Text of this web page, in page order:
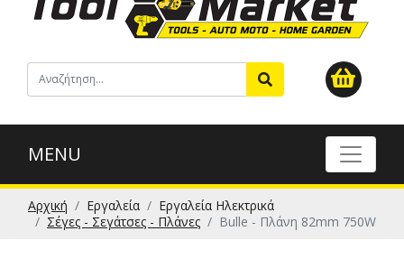
MENU
Αρχική Εργαλεία
Εργαλεία Ηλεκτρικά
Σέγες - Σεγάτσες - Πλάνες
Bulle - Πλάνη 82mm 750W